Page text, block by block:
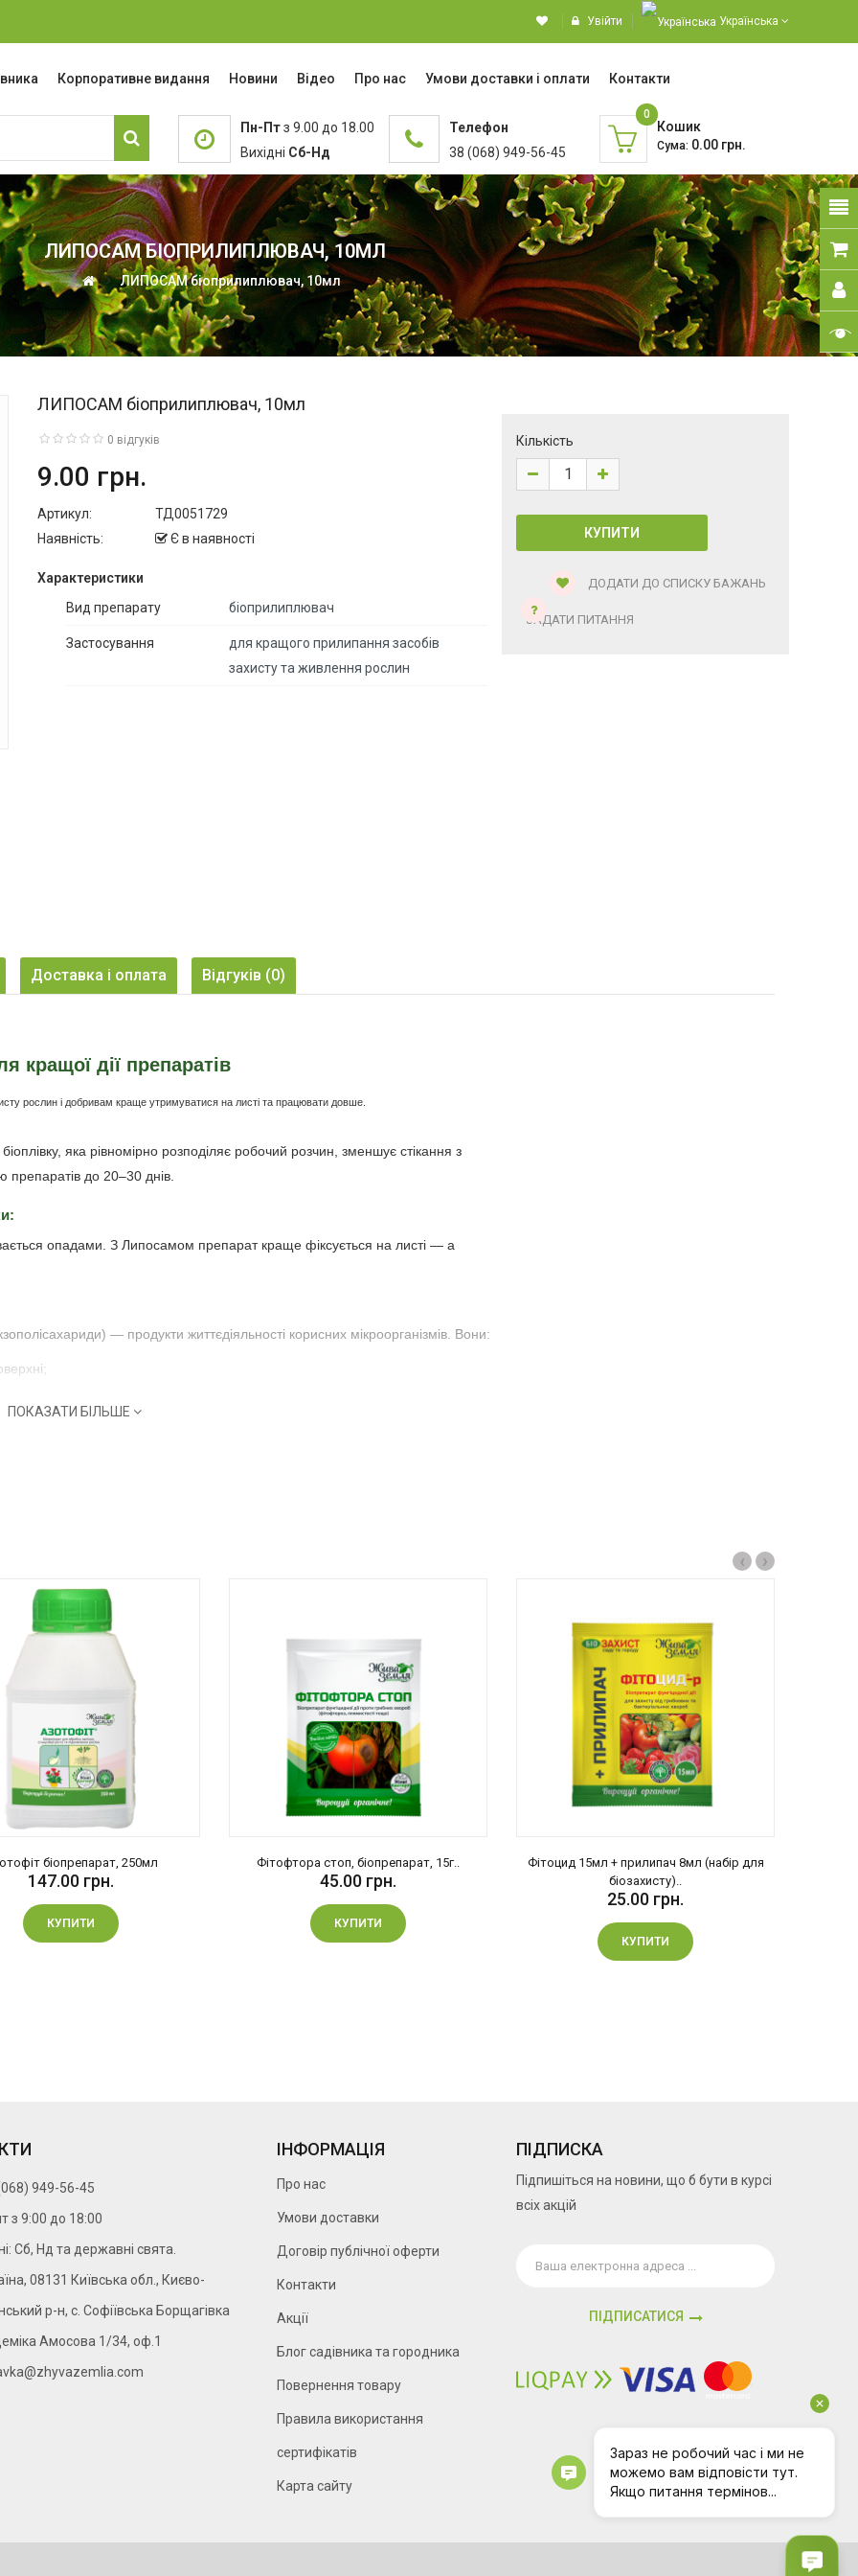
Українська
Увійти
Корпоративне видання Новини Відео Про нас Умови доставки і оплати Контакти
Пн-Птз 9.00 до 18.00
Вихідні Сб-Нд
Телефон
38 (068) 949-56-45
Кошик
0
Сума: 0.00 грн.
ЛИПОСАМ БІОПРИЛИПЛЮВАЧ, 10МЛ
ЛИПОСАМ біоприлиплювач, 10мл
ЛИПОСАМ біоприлиплювач, 10мл
0 відгуків
9.00 грн.
Артикул:
ТД0051729
Наявність:
Є в наявності
Характериcтики
Вид препарату
біоприлиплювач
Застосування
для кращого прилипання засобів
захисту та живлення рослин
Кількість
ДОДАТИ ДО СПИСКУ БАЖАНЬ
ЗАДАТИ ПИТАННЯ
Доставка і оплата Відгуків (0)
кращої дії препаратів
рослин і добривам краще утримуватися на листі та працювати довше.
яка рівномірно розподіляє робочий розчин, зменшує стікання з
до 20–30 днів.
опадами. З Липосамом препарат краще фіксується на листі — а
— продукти життєдіяльності корисних мікроорганізмів. Вони:
препаратів;
ПОКАЗАТИ БІЛЬШЕ
‹ ›
біопрепарат, 250мл
147.00 грн.
КУПИТИ
Фітофтора стоп, біопрепарат, 15г..
45.00 грн.
КУПИТИ
Фітоцид 15мл + прилипач 8мл (набір для
біозахисту)..
25.00 грн.
КУПИТИ
949-56-45
з 9:00 до 18:00
Сб, Нд та державні свята.
08131 Київська обл., Києво-
р-н, с. Софіївська Борщагівка
Амосова 1/34, оф.1
ІНФОРМАЦІЯ
Про нас
Умови доставки
Договір публічної оферти
Контакти
Акції
Блог садівника та городника
Повернення товару
Правила використання
сертифікатів
Карта сайту
ПІДПИСКА
Підпишіться на новини, що б бути в курсі
всіх акцій
ПІДПИСАТИСЯ